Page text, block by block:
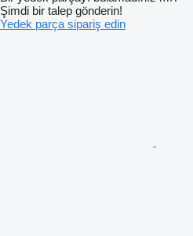
Şimdi bir talep gönderin!
Yedek parça sipariş edin